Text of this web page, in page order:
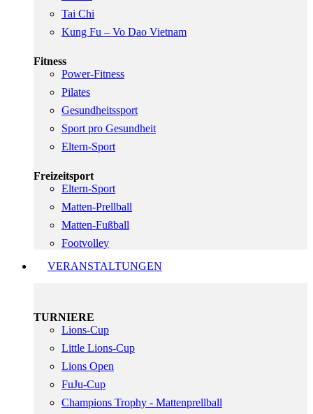
Tai Chi
Kung Fu – Vo Dao Vietnam
Fitness
Power-Fitness
Pilates
Gesundheitssport
Sport pro Gesundheit
Eltern-Sport
Freizeitsport
Eltern-Sport
Matten-Prellball
Matten-Fußball
Footvolley
VERANSTALTUNGEN
TURNIERE
Lions-Cup
Little Lions-Cup
Lions Open
FuJu-Cup
Champions Trophy - Mattenprellball